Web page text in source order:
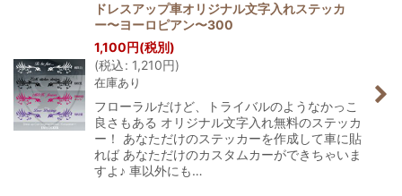
ドレスアップ車オリジナル文字入れステッカ
ー〜ヨーロピアン〜300
1,100円(税別)
(税込: 1,210円)
在庫あり
フローラルだけど、トライバルのようなかっこ
良さもある オリジナル文字入れ無料のステッカ
ー！ あなただけのステッカーを作成して車に貼
れば あなただけのカスタムカーができちゃいま
すよ♪ 車以外にも…